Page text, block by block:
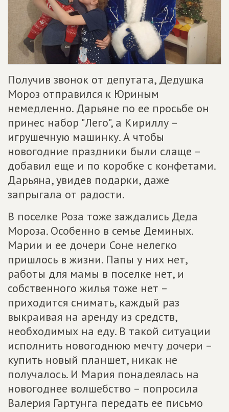
Получив звонок от депутата, Дедушка
Мороз отправился к Юриным
немедленно. Дарьяне по ее просьбе он
принес набор "Лего", а Кириллу –
игрушечную машинку. А чтобы
новогодние праздники были слаще –
добавил еще и по коробке с конфетами.
Дарьяна, увидев подарки, даже
запрыгала от радости.
В поселке Роза тоже заждались Деда
Мороза. Особенно в семье Деминых.
Марии и ее дочери Соне нелегко
пришлось в жизни. Папы у них нет,
работы для мамы в поселке нет, и
собственного жилья тоже нет –
приходится снимать, каждый раз
выкраивая на аренду из средств,
необходимых на еду. В такой ситуации
исполнить новогоднюю мечту дочери –
купить новый планшет, никак не
получалось. И Мария понадеялась на
новогоднее волшебство – попросила
Валерия Гартунга передать ее письмо